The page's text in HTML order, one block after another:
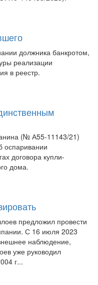
должника банкротом,
реализации
в реестр.
(№ А55-11143/21)
оспаривании
договора купли-
дома.
предложил провести
С 16 июля 2023
наблюдение,
уже руководил
г...